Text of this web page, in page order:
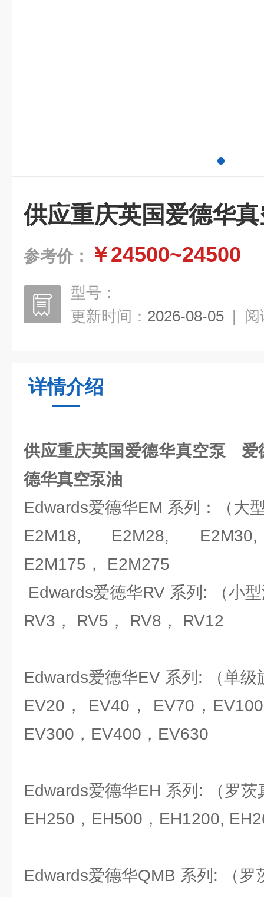
供应重庆英国爱德华
参考价： ￥24500~24500
型号：
更新时间： 2026-08-05 | 阅
详情介绍
供应重庆英国爱德华真空泵
德华真空泵油
Edwards爱德华EM 系列：（大
E2M18, E2M28,
E2M175， E2M275
Edwards爱德华RV 系列: （小
RV3， RV5， RV8， RV12
Edwards爱德华EV 系列: （单级
EV20， EV40， EV70，
EV300，EV400，EV630
Edwards爱德华EH 系列: （罗茨
EH250，EH500，EH1200,
Edwards爱德华QMB 系列: （罗